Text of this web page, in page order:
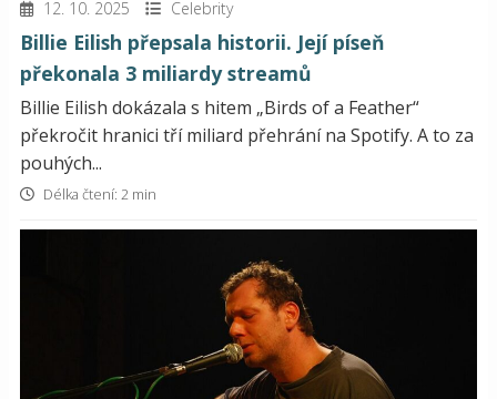
12. 10. 2025 Celebrity
Billie Eilish přepsala historii. Její píseň
překonala 3 miliardy streamů
Billie Eilish dokázala s hitem „Birds of a Feather“
překročit hranici tří miliard přehrání na Spotify. A to za
pouhých...
Délka čtení: 2 min